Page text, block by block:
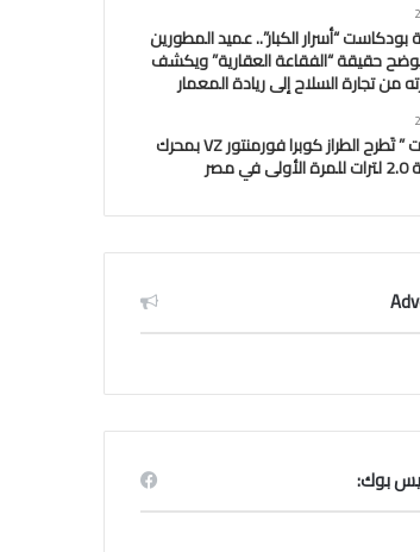
“أسرار الكبار”.. عميد المطورين
حقيقة “الفقاعة العقارية” ويكشف
من تجارة السلاح إلى ريادة المعمار
“كيان إيچيبت ” تَطرح الطراز كوبرا فورمنتور VZ بمحرك
بوك: